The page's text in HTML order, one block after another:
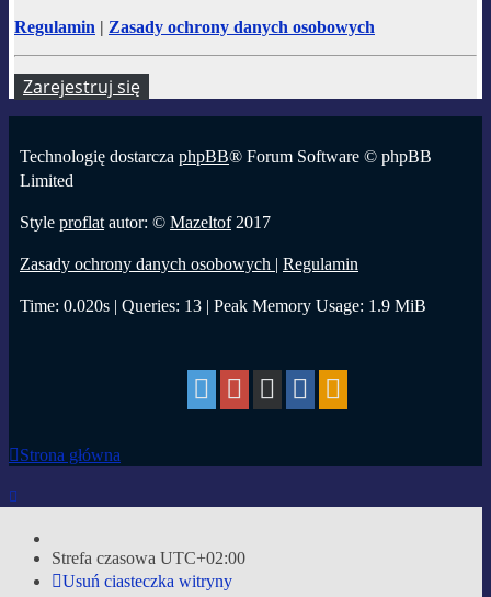
Regulamin | Zasady ochrony danych osobowych
Zarejestruj się
Strefa czasowa UTC+02:00
Usuń ciasteczka witryny
Technologię dostarcza phpBB® Forum Software © phpBB
Limited
Style proflat autor: © Mazeltof2017
Zasady ochrony danych osobowych | Regulamin
Time: 0.020s | Queries: 13 | Peak Memory Usage: 1.9 MiB
Strona główna